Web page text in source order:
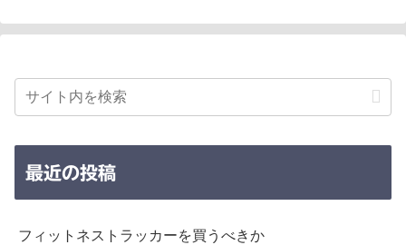
最近の投稿
フィットネストラッカーを買うべきか